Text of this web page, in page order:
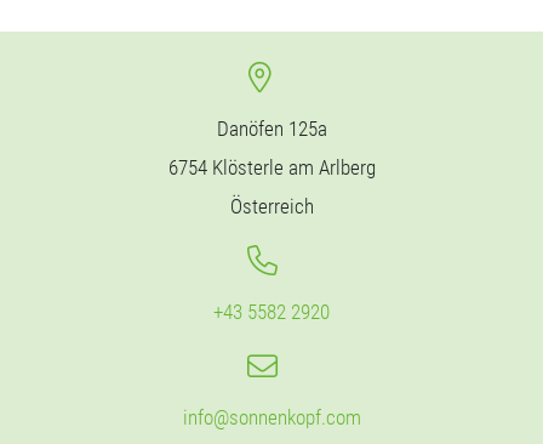
Danöfen 125a
6754 Klösterle am Arlberg
Österreich
+43 5582 2920
info@sonnenkopf.com